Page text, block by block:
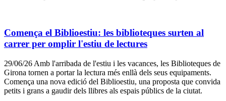
Comença el Biblioestiu: les biblioteques surten al
carrer per omplir l'estiu de lectures
29/06/26 Amb l'arribada de l'estiu i les vacances, les Biblioteques de
Girona tornen a portar la lectura més enllà dels seus equipaments.
Comença una nova edició del Biblioestiu, una proposta que convida
petits i grans a gaudir dels llibres als espais públics de la ciutat.